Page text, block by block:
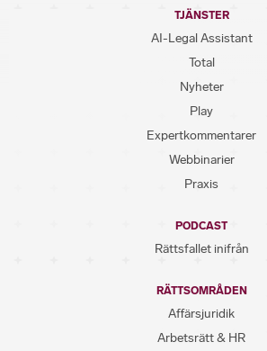
TJÄNSTER
AI-Legal Assistant
Total
Nyheter
Play
Expertkommentarer
Webbinarier
Praxis
PODCAST
Rättsfallet inifrån
RÄTTSOMRÅDEN
Affärsjuridik
Arbetsrätt & HR